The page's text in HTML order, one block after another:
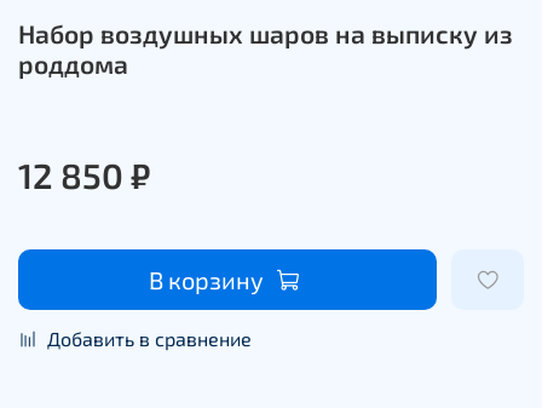
Набор воздушных шаров на выписку из
роддома
12 850 ₽
В корзину
Добавить в сравнение